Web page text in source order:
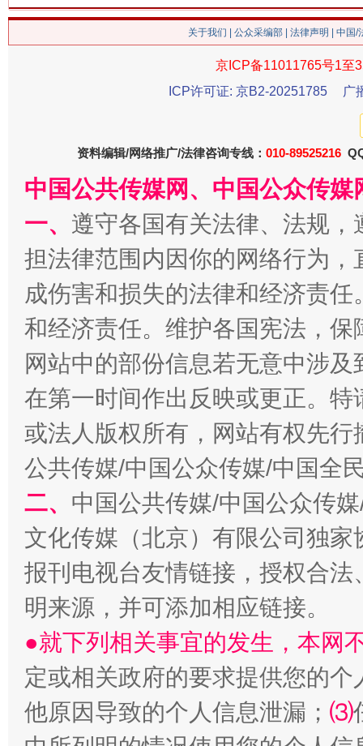
今
魏明亮
“刷贴”乱象丛生
生
揭批美国五大"原罪" "炒
关于我们 公众采编部 法律声明 | 中国
京ICP备11011765号1至
ICP许可证: 京B2-20251785
广
资料编辑/网络推广/法律咨询专线： 010-89525216
中国公共传媒网、中国公众传
一、 遵守各国有关法律、法规
担法律范围内因你的网络行为
成伤害和损失的法律和经济责
和经济责任。维护各国宪法，
网站中的部份信息若无意中涉
在第一时间作出反映或更正。
或法人版权所有，网站有权先
公共传媒/中国公众传媒/中国全
二、 中国公共传媒/中国公众传
文化传媒（北京）有限公司独
报刊电视台友情链接，授权合
明来源，并可添加相应链接。
●就下列相关事宜的发生，本网
定或相关政府的要求提供您的个
他原因导致的个人信息泄漏； ⑶